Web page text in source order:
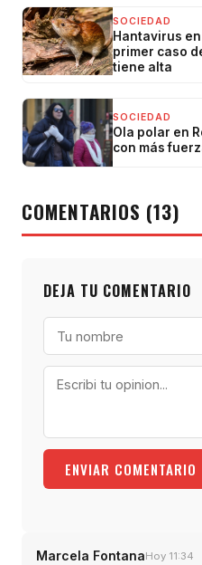
SOCIEDAD
Hantavirus
primer caso
tiene alta
SOCIEDAD
Ola polar en
con más
COMENTARIOS (13)
DEJA TU COMENTARIO
ENVIAR COMENTARIO
Marcela FontanaHoy 11:34